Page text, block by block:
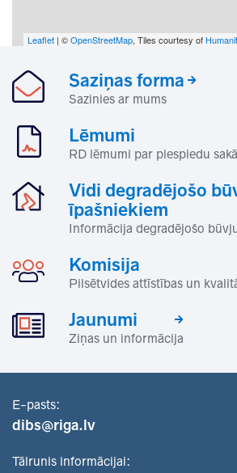
Leaflet | ©OpenStreetMap, Tiles courtesy of
Saziņas forma
Sazinies ar mums
Lēmumi
RD lēmumi par piespiedu
Vidi degradējošo
īpašniekiem
Informācija degradējošo
Komisija
Pilsētvides attīstības un
Jaunumi
Ziņas un informācija
E-pasts:
dibs@riga.lv
Tālrunis informācijai: